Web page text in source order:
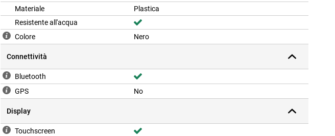
Materiale
Plastica
Resistente all'acqua
Colore
Nero
Connettività
Bluetooth
GPS
No
Display
Touchscreen